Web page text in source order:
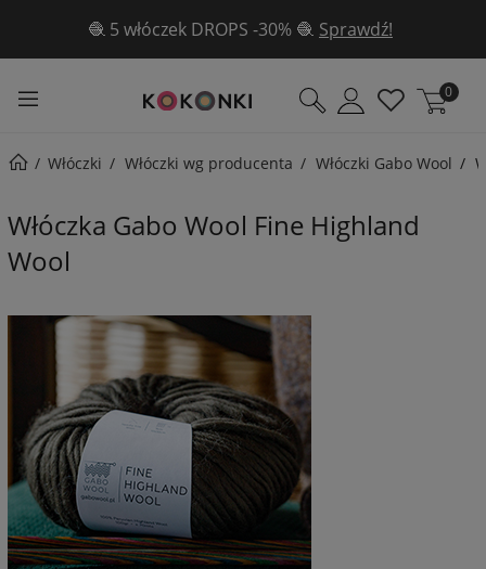
🧶 5 włóczek DROPS -30% 🧶 Sprawdź!
0
Włóczki Włóczki wg producenta Włóczki Gabo Wool
Włóczka Gabo Wool Fine Highland
Wool